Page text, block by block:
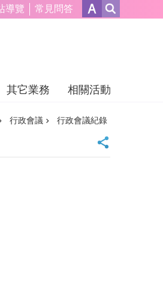
導覽 常見問答
其它業務 相關活動
行政會議 行政會議紀錄